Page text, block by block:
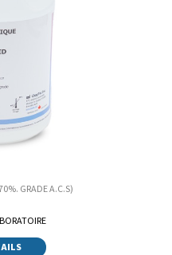
GRADE A.C.S)